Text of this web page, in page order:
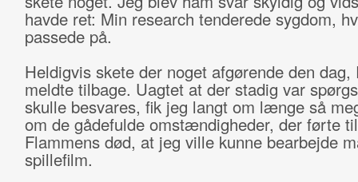
havde ret: Min research tenderede sygdom,
passede på.
Heldigvis skete der noget afgørende den dag,
meldte tilbage. Uagtet at der stadig var
skulle besvares, fik jeg langt om længe så
om de gådefulde omstændigheder, der førte til
Flammens død, at jeg ville kunne bearbejde
spillefilm.